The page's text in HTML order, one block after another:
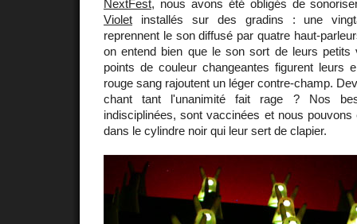
NextFest, nous avons été obligés de
Violet installés sur des gradins : une
reprennent le son diffusé par quatre haut-
on entend bien que le son sort de leurs petits
points de couleur changeantes figurent leurs
rouge sang rajoutent un léger contre-champ.
chant tant l'unanimité fait rage ? Nos
indisciplinées, sont vaccinées et nous
dans le cylindre noir qui leur sert de clapier.